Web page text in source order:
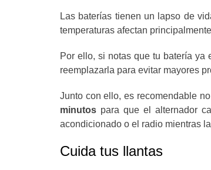
Las baterías tienen un lapso de
temperaturas afectan
Por ello, si notas que tu batería ya
reemplazarla para evitar mayores
Junto con ello, es recomendable
minutos para que el alternador
acondicionado o el radio mientras
Cuida tus llantas